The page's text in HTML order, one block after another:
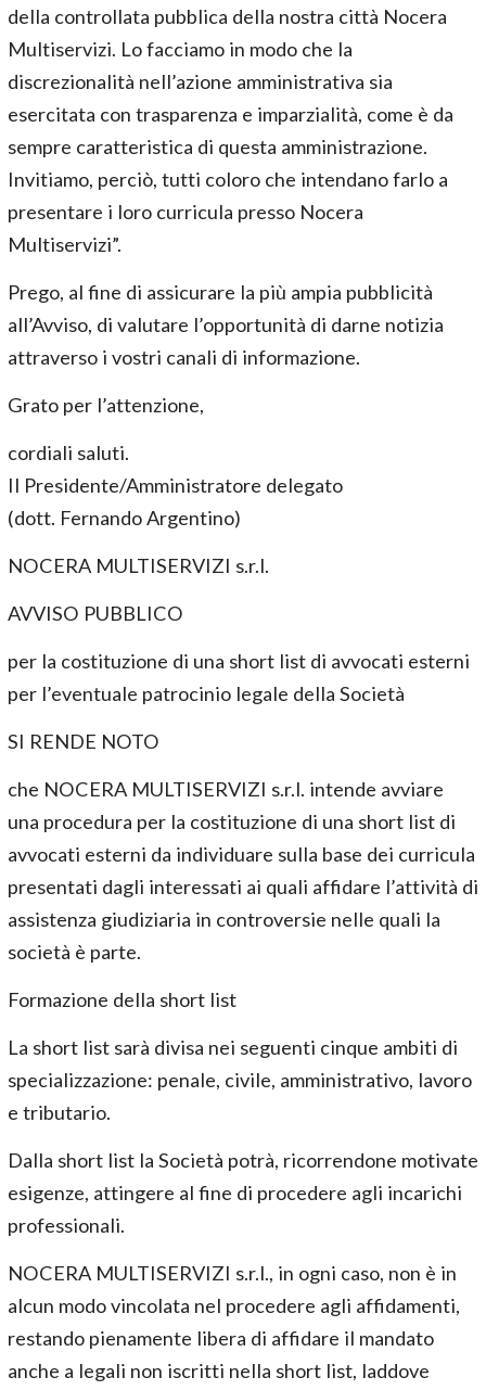
della controllata pubblica della nostra città Nocera
Multiservizi. Lo facciamo in modo che la
discrezionalità nell’azione amministrativa sia
esercitata con trasparenza e imparzialità, come è da
sempre caratteristica di questa amministrazione.
Invitiamo, perciò, tutti coloro che intendano farlo a
presentare i loro curricula presso Nocera
Multiservizi”.
Prego, al fine di assicurare la più ampia pubblicità
all’Avviso, di valutare l’opportunità di darne notizia
attraverso i vostri canali di informazione.
Grato per l’attenzione,
cordiali saluti.
Il Presidente/Amministratore delegato
(dott. Fernando Argentino)
NOCERA MULTISERVIZI s.r.l.
AVVISO PUBBLICO
per la costituzione di una short list di avvocati esterni
per l’eventuale patrocinio legale della Società
SI RENDE NOTO
che NOCERA MULTISERVIZI s.r.l. intende avviare
una procedura per la costituzione di una short list di
avvocati esterni da individuare sulla base dei curricula
presentati dagli interessati ai quali affidare l’attività di
assistenza giudiziaria in controversie nelle quali la
società è parte.
Formazione della short list
La short list sarà divisa nei seguenti cinque ambiti di
specializzazione: penale, civile, amministrativo, lavoro
e tributario.
Dalla short list la Società potrà, ricorrendone motivate
esigenze, attingere al fine di procedere agli incarichi
professionali.
NOCERA MULTISERVIZI s.r.l., in ogni caso, non è in
alcun modo vincolata nel procedere agli affidamenti,
restando pienamente libera di affidare il mandato
anche a legali non iscritti nella short list, laddove